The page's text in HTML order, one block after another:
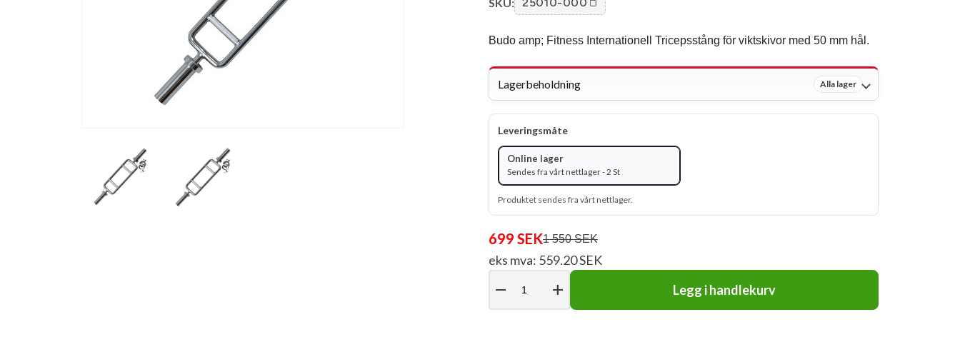
Budo amp; Fitness Internationell Tricepsstång för viktskivor med 50 mm hål.
Lagerbeholdning Alla lager
Leveringsmåte
Online lager
Sendes fra vårt nettlager - 2 St
Produktet sendes fra vårt nettlager.
699 SEK1 550 SEK
eks mva: 559.20 SEK
remove add Legg i handlekurv